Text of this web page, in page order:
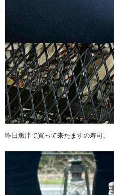
昨日魚津で買って来たますの寿司。